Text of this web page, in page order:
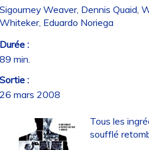
Weaver, Dennis Quaid,
Eduardo Noriega
:
min.
:
mars 2008
Tous les
soufflé